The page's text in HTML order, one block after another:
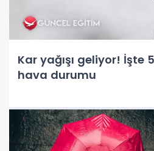
Kar yağışı geliyor! İşte
hava durumu